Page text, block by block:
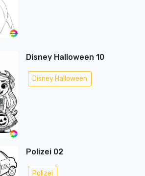
Disney Halloween 10
Disney Halloween
Polizei 02
Polizei